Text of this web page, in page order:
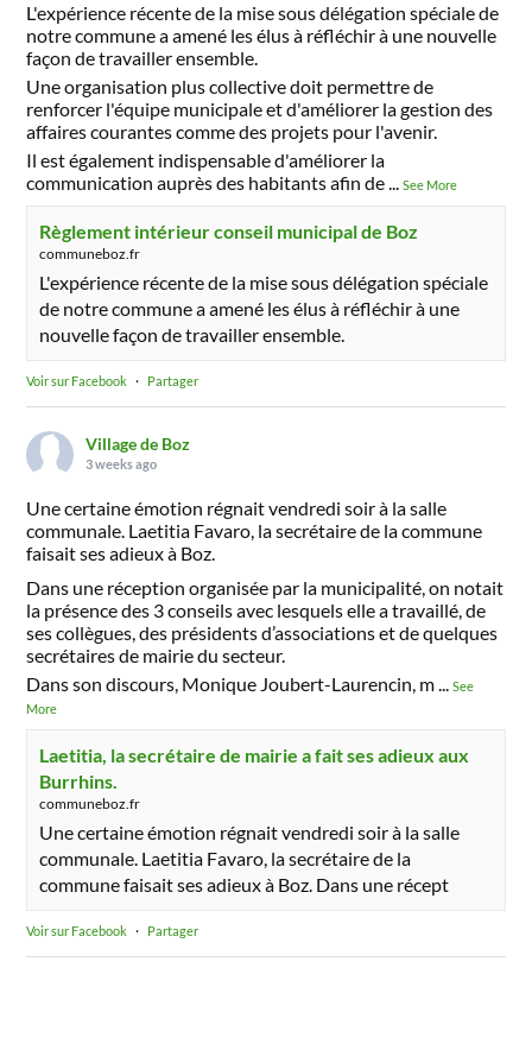
L'expérience récente de la mise sous délégation spéciale de
notre commune a amené les élus à réfléchir à une nouvelle
façon de travailler ensemble.
Une organisation plus collective doit permettre de
renforcer l'équipe municipale et d'améliorer la gestion des
affaires courantes comme des projets pour l'avenir.
Il est également indispensable d'améliorer la
communication auprès des habitants afin de...See More
Règlement intérieur conseil municipal de Boz
communeboz.fr
L'expérience récente de la mise sous délégation spéciale
de notre commune a amené les élus à réfléchir à une
nouvelle façon de travailler ensemble.
Voir sur Facebook · Partager
Village de Boz
3 weeks ago
Une certaine émotion régnait vendredi soir à la salle
communale. Laetitia Favaro, la secrétaire de la commune
faisait ses adieux à Boz.
Dans une réception organisée par la municipalité, on notait
la présence des 3 conseils avec lesquels elle a travaillé, de
ses collègues, des présidents d’associations et de quelques
secrétaires de mairie du secteur.
Dans son discours, Monique Joubert-Laurencin, m...See
More
Laetitia, la secrétaire de mairie a fait ses adieux aux
Burrhins.
communeboz.fr
Une certaine émotion régnait vendredi soir à la salle
communale. Laetitia Favaro, la secrétaire de la
commune faisait ses adieux à Boz. Dans une récept
Voir sur Facebook · Partager